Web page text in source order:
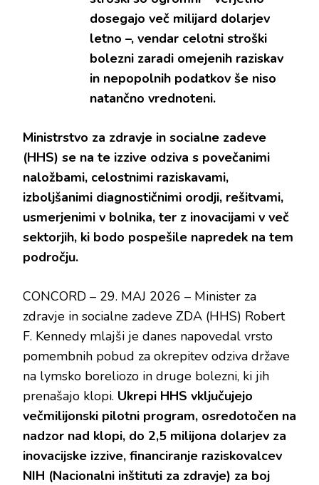
dosegajo več milijard dolarjev
letno –, vendar celotni stroški
bolezni zaradi omejenih raziskav
in nepopolnih podatkov še niso
natančno vrednoteni.
Ministrstvo za zdravje in socialne zadeve
(HHS) se na te izzive odziva s povečanimi
naložbami, celostnimi raziskavami,
izboljšanimi diagnostičnimi orodji, rešitvami,
usmerjenimi v bolnika, ter z inovacijami v več
sektorjih, ki bodo pospešile napredek na tem
področju.
CONCORD – 29. MAJ 2026 – Minister za
zdravje in socialne zadeve ZDA (HHS) Robert
F. Kennedy mlajši je danes napovedal vrsto
pomembnih pobud za okrepitev odziva države
na lymsko boreliozo in druge bolezni, ki jih
prenašajo klopi. Ukrepi HHS vključujejo
večmilijonski pilotni program, osredotočen na
nadzor nad klopi, do 2,5 milijona dolarjev za
inovacijske izzive, financiranje raziskovalcev
NIH (Nacionalni inštituti za zdravje) za boj